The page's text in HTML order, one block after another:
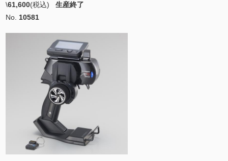
\61,600(税込) 生産終了
No. 10581